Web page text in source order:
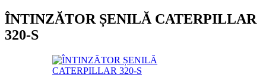
ÎNTINZĂTOR ȘENILĂ CATERPILLAR
320-S